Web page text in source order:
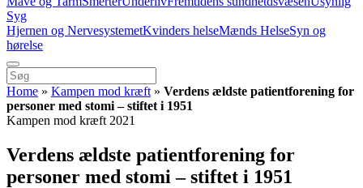
Syg
Hjernen og NervesystemetKvinders helseMænds HelseSyn og
hørelse
Home » Kampen mod kræft » Verdens ældste patientforening for
personer med stomi – stiftet i 1951
Kampen mod kræft 2021
Verdens ældste patientforening for
personer med stomi – stiftet i 1951